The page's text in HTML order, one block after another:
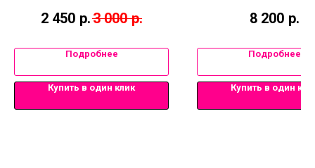
2 450 р.3 000 р.
Подробнее
Купить в один клик
8 200 р.
Подробнее
Купить в один